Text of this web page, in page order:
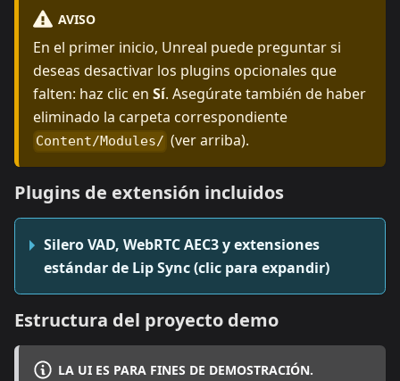
AVISO
En el primer inicio, Unreal puede preguntar si
deseas desactivar los plugins opcionales que
falten: haz clic en Sí. Asegúrate también de haber
eliminado la carpeta correspondiente
Content/Modules/ (ver arriba).
Plugins de extensión incluidos
Silero VAD, WebRTC AEC3 y extensiones
estándar de Lip Sync (clic para expandir)
Estructura del proyecto demo
LA UI ES PARA FINES DE DEMOSTRACIÓN.